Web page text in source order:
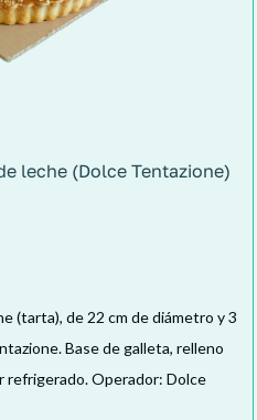
leche (Dolce Tentazione)
(tarta), de 22 cm de diámetro y 3
Base de galleta, relleno
refrigerado. Operador: Dolce